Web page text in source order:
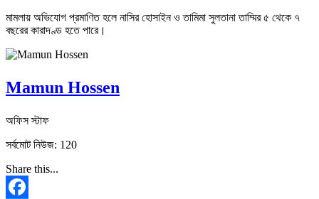
মামলায় অভিযোগ প্রমাণিত হলে নাসির হোসাইন ও তামিমা সুলতানা তাম্মির ৫ থেকে ৭
বছরের কারাদণ্ড হতে পারে।
Mamun Hossen
অফিস স্টাফ
সর্বমোট নিউজ: 120
Share this...